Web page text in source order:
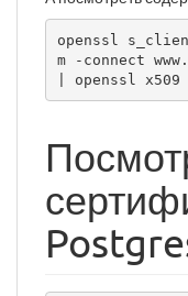
openssl
m -connect